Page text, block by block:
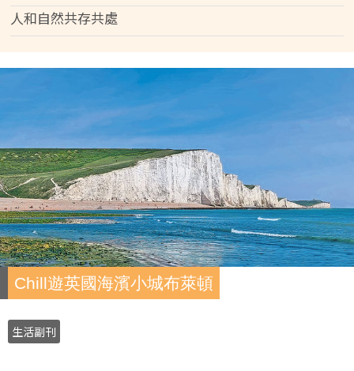
人和自然共存共處
Chill遊英國海濱小城布萊頓
生活副刊